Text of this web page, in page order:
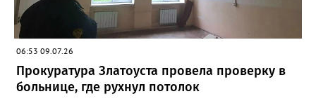
06:53 09.07.26
Прокуратура Златоуста провела проверку в
больнице, где рухнул потолок